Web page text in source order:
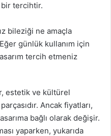
bir tercihtir.
bileziği ne amaçla
günlük kullanım için
tercih etmeniz
estetik ve kültürel
Ancak fiyatları,
bağlı olarak değişir.
yaparken, yukarıda